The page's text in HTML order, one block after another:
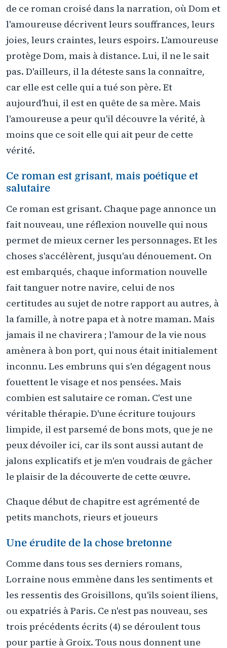
de ce roman croisé dans la narration, où Dom et
l'amoureuse décrivent leurs souffrances, leurs
joies, leurs craintes, leurs espoirs. L'amoureuse
protège Dom, mais à distance. Lui, il ne le sait
pas. D'ailleurs, il la déteste sans la connaître,
car elle est celle qui a tué son père. Et
aujourd'hui, il est en quête de sa mère. Mais
l'amoureuse a peur qu'il découvre la vérité, à
moins que ce soit elle qui ait peur de cette
vérité.
Ce roman est grisant, mais poétique et
salutaire
Ce roman est grisant. Chaque page annonce un
fait nouveau, une réflexion nouvelle qui nous
permet de mieux cerner les personnages. Et les
choses s'accélèrent, jusqu'au dénouement. On
est embarqués, chaque information nouvelle
fait tanguer notre navire, celui de nos
certitudes au sujet de notre rapport au autres, à
la famille, à notre papa et à notre maman. Mais
jamais il ne chavirera ; l'amour de la vie nous
amènera à bon port, qui nous était initialement
inconnu. Les embruns qui s'en dégagent nous
fouettent le visage et nos pensées. Mais
combien est salutaire ce roman. C'est une
véritable thérapie. D'une écriture toujours
limpide, il est parsemé de bons mots, que je ne
peux dévoiler ici, car ils sont aussi autant de
jalons explicatifs et je m'en voudrais de gâcher
le plaisir de la découverte de cette œuvre.
Chaque début de chapitre est agrémenté de
petits manchots, rieurs et joueurs
Une érudite de la chose bretonne
Comme dans tous ses derniers romans,
Lorraine nous emmène dans les sentiments et
les ressentis des Groisillons, qu'ils soient îliens,
ou expatriés à Paris. Ce n'est pas nouveau, ses
trois précédents écrits (4) se déroulent tous
pour partie à Groix. Tous nous donnent une